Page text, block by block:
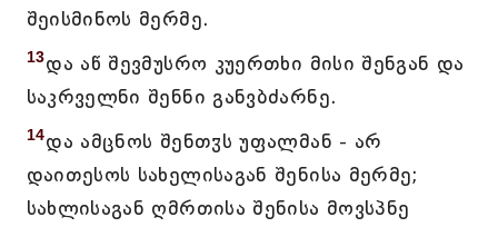
შეისმინოს მერმე.
13და აწ შევმუსრო კუერთხი მისი შენგან და
საკრველნი შენნი განვბძარნე.
14და ამცნოს შენთჳს უფალმან - არ
დაითესოს სახელისაგან შენისა მერმე;
სახლისაგან ღმრთისა შენისა მოვსპნე